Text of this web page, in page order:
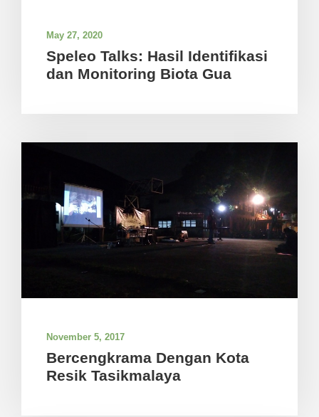
May 27, 2020
Speleo Talks: Hasil Identifikasi
dan Monitoring Biota Gua
November 5, 2017
Bercengkrama Dengan Kota
Resik Tasikmalaya